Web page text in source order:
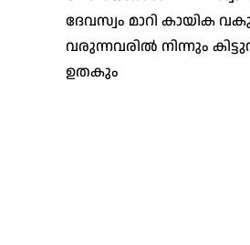
ദേവസ്വം മാറി കായിക
വരുന്നവരിൽ നിന്നും
ഉതകും